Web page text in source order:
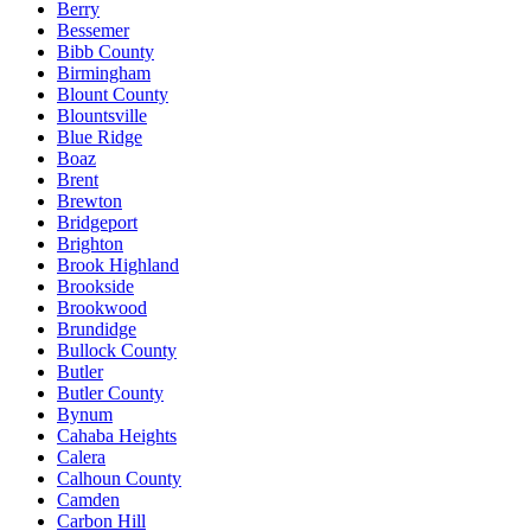
Berry
Bessemer
Bibb County
Birmingham
Blount County
Blountsville
Blue Ridge
Boaz
Brent
Brewton
Bridgeport
Brighton
Brook Highland
Brookside
Brookwood
Brundidge
Bullock County
Butler
Butler County
Bynum
Cahaba Heights
Calera
Calhoun County
Camden
Carbon Hill